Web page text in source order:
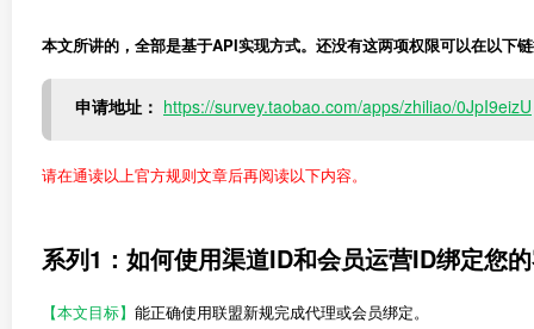
本文所讲的，全部是基于API实现方式。还没有这两项权限可以在以下
申请地址： https://survey.taobao.com/apps/zhiliao/0JpI9eizU
请在通读以上官方规则文章后再阅读以下内容。
系列1：如何使用渠道ID和会员运营ID绑定您
【本文目标】 能正确使用联盟新规完成代理或会员绑定。